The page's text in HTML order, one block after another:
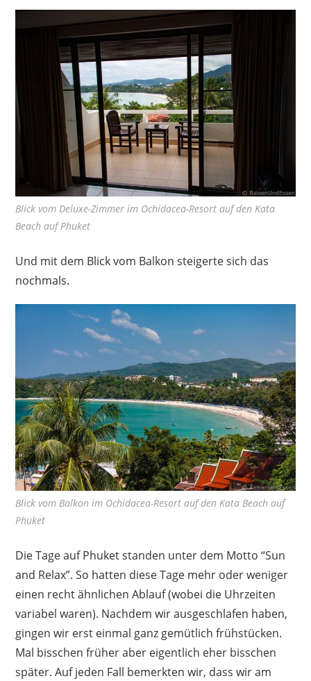
Blick vom Deluxe-Zimmer im Ochidacea-Resort auf den Kata
Beach auf Phuket
Und mit dem Blick vom Balkon steigerte sich das
nochmals.
Blick vom Balkon im Ochidacea-Resort auf den Kata Beach auf
Phuket
Die Tage auf Phuket standen unter dem Motto “Sun
and Relax”. So hatten diese Tage mehr oder weniger
einen recht ähnlichen Ablauf (wobei die Uhrzeiten
variabel waren). Nachdem wir ausgeschlafen haben,
gingen wir erst einmal ganz gemütlich frühstücken.
Mal bisschen früher aber eigentlich eher bisschen
später. Auf jeden Fall bemerkten wir, dass wir am